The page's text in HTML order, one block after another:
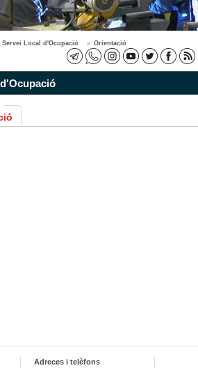
Servei Local d'Ocupació Orientació
Adreces i telèfons